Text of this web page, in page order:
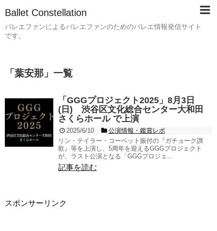
Ballet Constellation
バレエファンによるバレエファンのためのバレエ情報発信サイト
です。
「 葉安那 」 一覧
「GGGプロジェクト2025」8月3日
(日) 渋谷区文化総合センター大和田
さくらホール で上演
2025/6/10
公演情報・鑑賞レポ
リン・テイラー・コーベット振付の『ガチョーク讃
歌』等を上演し、5周年を迎えるGGGプロジェクト
が、ラスト公演となる「GGGプロジェ...
記事を読む
スポンサーリンク